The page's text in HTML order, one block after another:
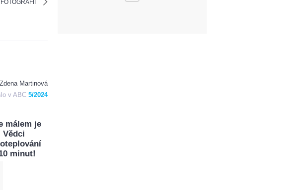
FOTOGRAFIÍ
Zdena Martinová
v ABC 5/2024
málem je
minut!